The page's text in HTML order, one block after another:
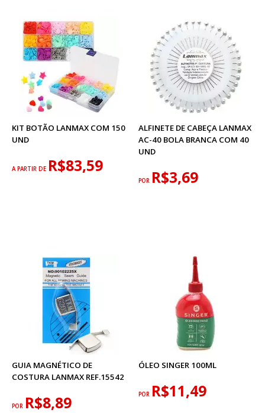
KIT BOTÃO LANMAX COM 150
UND
A PARTIR DE R$83,59
ALFINETE DE CABEÇA LANMAX
AC-40 BOLA BRANCA COM 40
UND
POR R$3,69
GUIA MAGNÉTICO DE
COSTURA LANMAX REF.15542
POR R$8,89
ÓLEO SINGER 100ML
POR R$11,49